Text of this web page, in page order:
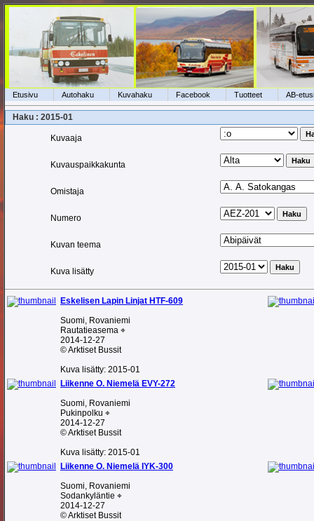
Etusivu Autohaku Kuvahaku Facebook Tuotteet AB-
Haku : 2015-01
Kuvaaja
Kuvauspaikkakunta
Omistaja
Numero
Kuvan teema
Kuva lisätty
Eskelisen Lapin Linjat HTF-609
Suomi, Rovaniemi
Rautatieasema ⌖
2014-12-27
© Arktiset Bussit
Kuva lisätty: 2015-01
Liikenne O. Niemelä EVY-272
Suomi, Rovaniemi
Pukinpolku ⌖
2014-12-27
© Arktiset Bussit
Kuva lisätty: 2015-01
Liikenne O. Niemelä IYK-300
Suomi, Rovaniemi
Sodankyläntie ⌖
2014-12-27
© Arktiset Bussit